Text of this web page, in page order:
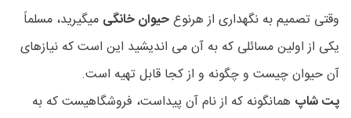
وقتی تصمیم به نگهداری از هرنوعحیوان خانگی میگیرید، مسلماً
یکی از اولین مسائلی که به آن می اندیشید این است که نیازهای
آن حیوان چیست و چگونه و از کجا قابل تهیه است.
پت شاپ همانگونه که از نام آن پیداست، فروشگاهیست که به